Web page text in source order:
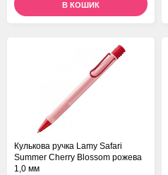
В КОШИК
Кулькова ручка Lamy Safari
Summer Cherry Blossom рожева
1,0 мм